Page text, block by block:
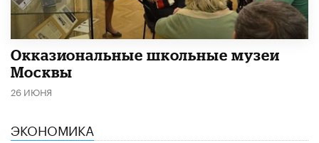
​Окказиональные школьные музеи
Москвы
26 ИЮНЯ
ЭКОНОМИКА